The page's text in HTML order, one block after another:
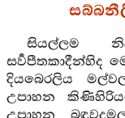
සියල්ලම
සර්‍වපීතකාදීන්හිද
දියබෙරලිය
උපාහන